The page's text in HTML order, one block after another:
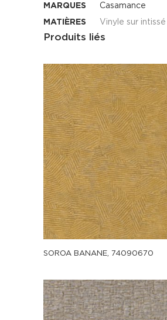
MARQUES
Casamance
MATIÈRES
Vinyle sur intissé
Produits liés
SOROA BANANE, 74090670